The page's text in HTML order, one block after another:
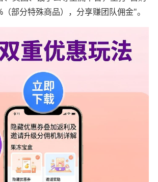
部分特殊商品），分享赚团队佣金"。